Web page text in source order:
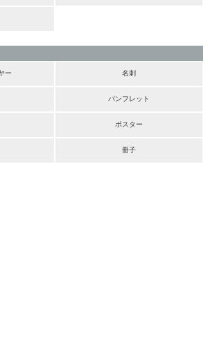
ー 名刺
パンフレット
ポスター
冊子